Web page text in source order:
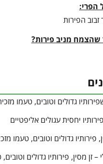
הפרי:
הפירות
שהצמח מניב פירות?
גדולים וטובים, טעמו
יחסית עגולים אליפטיים
פירותיו גדולים וטובים, טעמו
– זן מסין, פירותיו גדולים